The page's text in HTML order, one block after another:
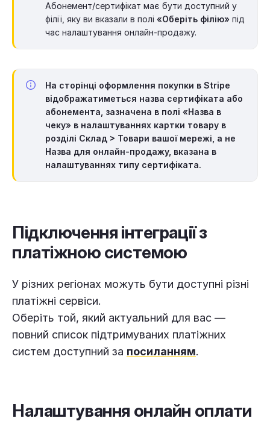
Абонемент/сертифікат має бути доступний у
філії, яку ви вказали в полі «Оберіть філію» під
час налаштування онлайн-продажу.
На сторінці оформлення покупки в Stripe
відображатиметься назва сертифіката або
абонемента, зазначена в полі «Назва в
чеку» в налаштуваннях картки товару в
розділі Склад > Товари вашої мережі, а не
Назва для онлайн-продажу, вказана в
налаштуваннях типу сертифіката.
Підключення інтеграції з
платіжною системою
У різних регіонах можуть бути доступні різні
платіжні сервіси.
Оберіть той, який актуальний для вас —
повний список підтримуваних платіжних
систем доступний за посиланням.
Налаштування онлайн оплати